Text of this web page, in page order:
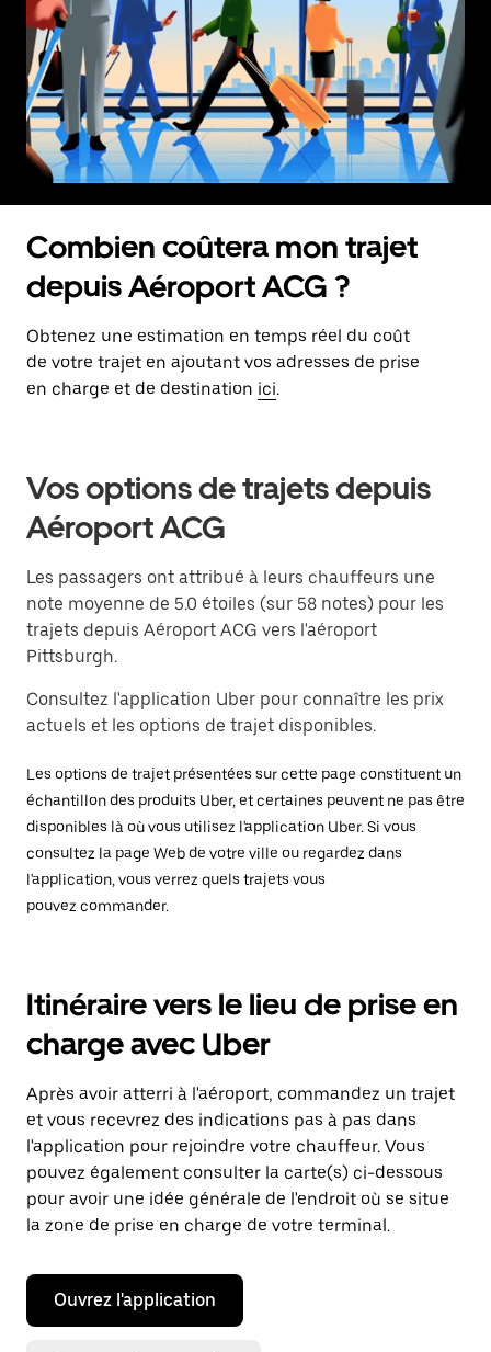
Combien coûtera mon trajet
depuis Aéroport ACG ?
Obtenez une estimation en temps réel du coût
de votre trajet en ajoutant vos adresses de prise
en charge et de destination ici.
Vos options de trajets depuis
Aéroport ACG
Les passagers ont attribué à leurs chauffeurs une
note moyenne de 5.0 étoiles (sur 58 notes) pour les
trajets depuis Aéroport ACG vers l'aéroport
Pittsburgh.
Consultez l'application Uber pour connaître les prix
actuels et les options de trajet disponibles.
Les options de trajet présentées sur cette page constituent un
échantillon des produits Uber, et certaines peuvent ne pas être
disponibles là où vous utilisez l'application Uber. Si vous
consultez la page Web de votre ville ou regardez dans
l'application, vous verrez quels trajets vous
pouvez commander.
Itinéraire vers le lieu de prise en
charge avec Uber
Après avoir atterri à l'aéroport, commandez un trajet
et vous recevrez des indications pas à pas dans
l'application pour rejoindre votre chauffeur. Vous
pouvez également consulter la carte(s) ci-dessous
pour avoir une idée générale de l'endroit où se situe
la zone de prise en charge de votre terminal.
Ouvrez l'application